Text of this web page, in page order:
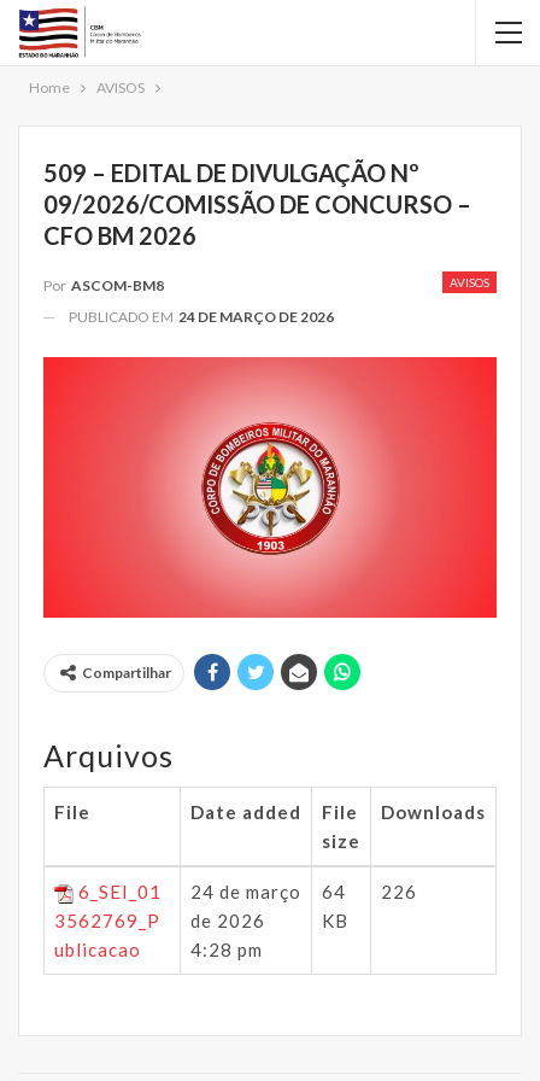
Home AVISOS
509 – EDITAL DE DIVULGAÇÃO Nº
09/2026/COMISSÃO DE CONCURSO –
CFO BM 2026
AVISOS
Por ASCOM-BM8
PUBLICADO EM 24 DE MARÇO DE 2026
Compartilhar
Arquivos
File Date added
File
size
Downloads
6_SEI_01
3562769_P
ublicacao
24 de março
de 2026
4:28 pm
64
KB
226